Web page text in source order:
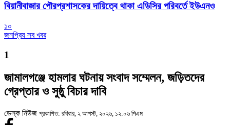
বিয়ানীবাজার পৌরপ্রশাসকের দায়িত্বে থাকা এডিসির পরিবর্তে ইউএনও
১০
জনপ্রিয় সব খবর
1
জামালগঞ্জে হামলার ঘটনায় সংবাদ সম্মেলন, জড়িতদের
গ্রেপ্তার ও সুষ্ঠু বিচার দাবি
ডেস্ক নিউজ প্রকাশিত: রবিবার, ২ আগস্ট, ২০২৬, ১২:০৬ পিএম